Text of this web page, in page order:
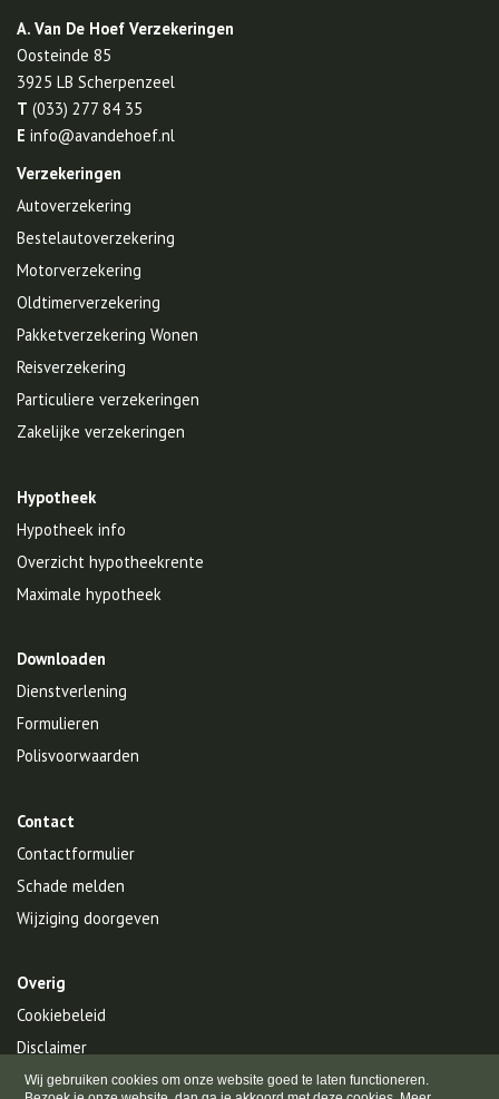
Wij gebruiken cookies om onze website goed te laten functioneren.
A. Van De Hoef Verzekeringen
Oosteinde 85
3925 LB Scherpenzeel
T (033) 277 84 35
E info@avandehoef.nl
Verzekeringen
Autoverzekering
Bestelautoverzekering
Motorverzekering
Oldtimerverzekering
Pakketverzekering Wonen
Reisverzekering
Particuliere verzekeringen
Zakelijke verzekeringen
Hypotheek
Hypotheek info
Overzicht hypotheekrente
Maximale hypotheek
Downloaden
Dienstverlening
Formulieren
Polisvoorwaarden
Contact
Contactformulier
Schade melden
Wijziging doorgeven
Overig
Cookiebeleid
Disclaimer
Privacy